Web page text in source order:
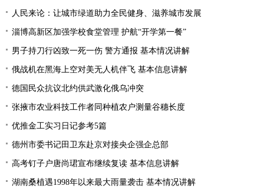
人民来论：让城市绿道助力全民健身、滋养城市发展
淄博高新区加强学校食堂管理 护航“开学第一餐”
男子持刀行凶致一死一伤 警方通报 基本情况讲解
俄战机在黑海上空对美无人机伴飞 基本信息讲解
德国民众抗议北约供武激化俄乌冲突
张掖市农业科技工作者同种植农户测量谷穗长度
优推金工实习日记参考5篇
德州市委书记田卫东赴京对接央企强企总部
高考钉子户唐尚珺宣布继续复读 基本信息讲解
湖南桑植遇1998年以来最大雨量袭击 基本情况讲解